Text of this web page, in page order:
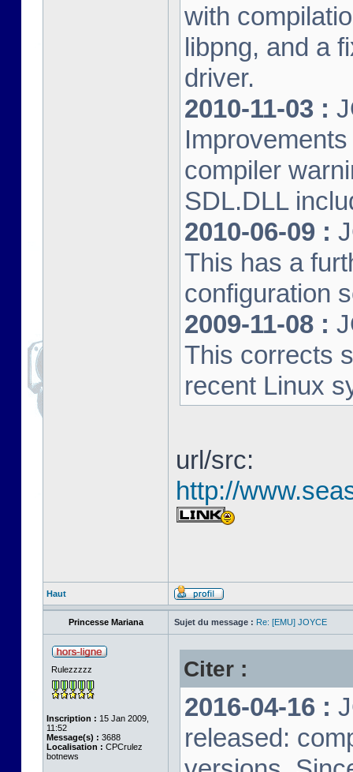
with
libpng, and a
driver.
2010-11-03 :
compiler
SDL.DLL
2010-06-09 :
This has a
configuration
2009-11-08 :
This corrects
recent Linux
url/src:
http://
Haut
Princesse Mariana Sujet du message : Re: [EMU] JOYCE
Rulezzzzz
Inscription : 15 Jan 2009,
11:52
Message(s) : 3688
Localisation : CPCrulez
botnews
Citer :
2016-04-16 :
released: